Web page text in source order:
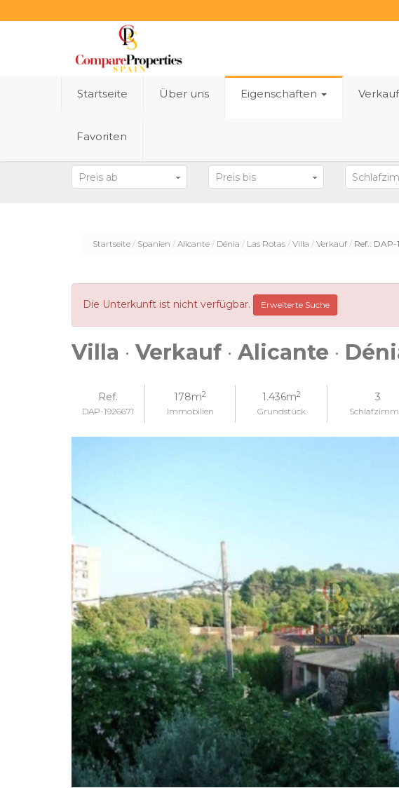
Startseite Über uns Eigenschaften
Favoriten
Bundesland
Preis ab Preis bis
Startseite Spanien Alicante Dénia Las Rotas Villa Verkauf Ref.: DAP-
Die Unterkunft ist nicht verfügbar. Erweiterte Suche
Villa · Verkauf· Alicante ·
Ref.
DAP-1926671
178m2
Immobilien
1.436m2
Grundstück
3